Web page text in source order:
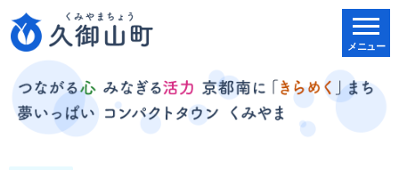
メニュー